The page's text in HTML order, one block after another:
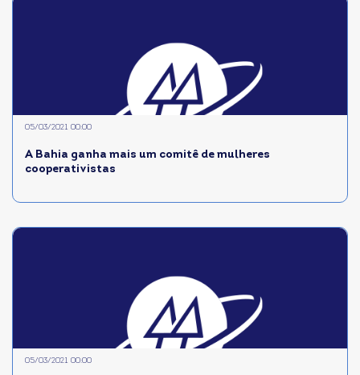
A Bahia ganha mais um comitê de mulheres
cooperativistas
05/03/2021 00:00
05/03/2021 00:00